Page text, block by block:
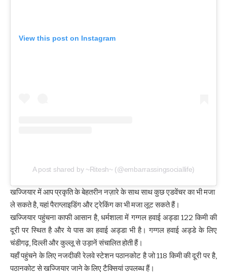
View this post on Instagram
A post shared by ~Ritesh~ (@embarrassingsociallife)
खज्जियार में आप प्रकृति के बेहतरीन नज़ारे के साथ साथ कुछ एडवेंचर का भी मजा
ले सकते है, यहां पैराग्लाइडिंग और ट्रेकिंग का भी मजा लूट सकते हैं।
खज्जियार पहुंचना काफी आसान है, धर्मशाला में गग्गल हवाई अड्डा 122 किमी की
दूरी पर स्थित है और ये पास का हवाई अड्डा भी है। गग्गल हवाई अड्डे के लिए
चंडीगढ़, दिल्ली और कुल्लू से उड़ानें संचालित होती हैं।
यहाँ पहुंचने के लिए नजदीकी रेलवे स्टेशन पठानकोट है जो 118 किमी की दूरी पर है,
पठानकोट से खज्जियार जाने के लिए टैक्सियां उपलब्ध हैं।